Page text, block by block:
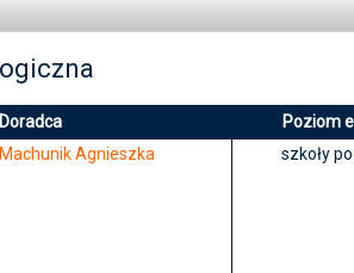
Doradca
Poziom
Agnieszka
szkoły